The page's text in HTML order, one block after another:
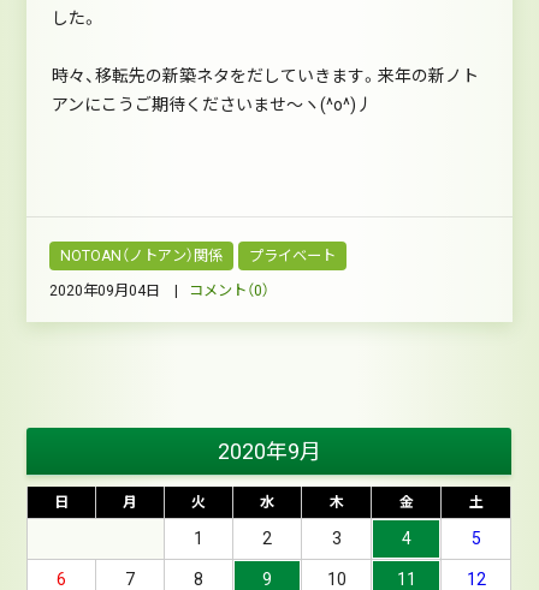
した。
時々、移転先の新築ネタをだしていきます。来年の新ノト
アンにこうご期待くださいませ～ヽ(^o^)丿
NOTOAN（ノトアン）関係 プライベート
2020年09月04日 | コメント（0）
2020年9月
日 月 火 水 木 金 土
1 2 3 4 5
6 7 8 9 10 11 12